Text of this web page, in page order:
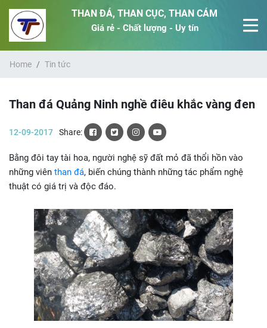
THAN ĐÁ, THAN CỤC, THAN CÁM
Giá rẻ - Chất lượng - Uy tín
Home Tin tức
Than đá Quảng Ninh nghề điêu khắc vàng đen
12-09-2017 Share:
Bằng đôi tay tài hoa, người nghệ sỹ đất mỏ đã thổi hồn vào
những viên than đá, biến chúng thành những tác phẩm nghệ
thuật có giá trị và độc đáo.